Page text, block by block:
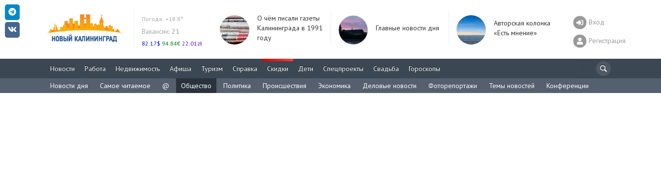
Погода: +18.8°
Вакансии: 21
82.17$ 94.84€ 22.01zł
О чём писали газеты
Калининграда в 1991
году
Главные новости дня
Авторская колонка
«Есть мнение»
Вход
Регистрация
Новости Работа Недвижимость Афиша Туризм Справка Скидки Дети Спецпроекты Свадьба
Гороскопы
Новости дня
Самое читаемое @ Общество Политика Происшествия Экономика Деловые новости Фоторепортажи Темы новостей Конференции